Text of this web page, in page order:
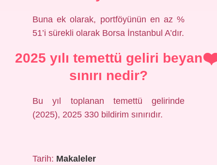
Buna ek olarak, portföyünün en az %
51’i sürekli olarak Borsa İnstanbul A’dır.
2025 yılı temettü geliri beyan
sınırı nedir?
Bu yıl toplanan temettü gelirinde
(2025), 2025 330 bildirim sınırıdır.
Tarih: Makaleler